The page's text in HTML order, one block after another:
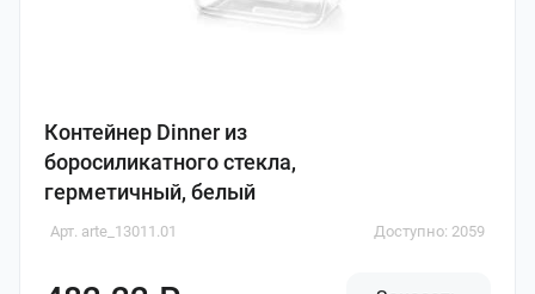
Контейнер Dinner из
боросиликатного стекла,
герметичный, белый
Арт. arte_13011.01 Доступно: 2059